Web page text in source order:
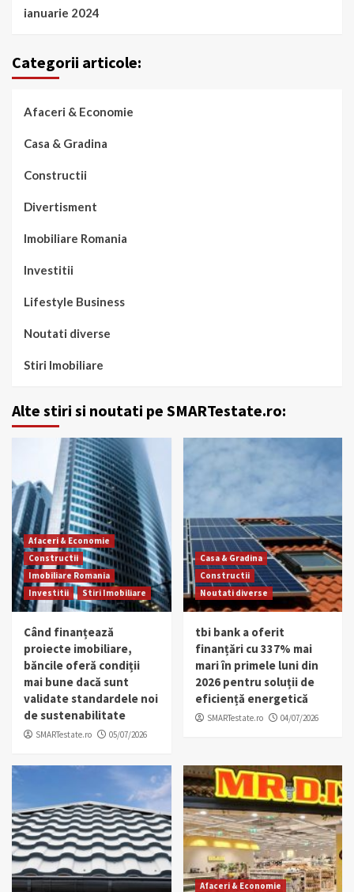
ianuarie 2024
Categorii articole:
Afaceri & Economie
Casa & Gradina
Constructii
Divertisment
Imobiliare Romania
Investitii
Lifestyle Business
Noutati diverse
Stiri Imobiliare
Alte stiri si noutati pe SMARTestate.ro:
Afaceri & Economie
Constructii
Imobiliare Romania
Investitii
Stiri Imobiliare
Când finanțează
proiecte imobiliare,
băncile oferă condiții
mai bune dacă sunt
validate standardele noi
de sustenabilitate
SMARTestate.ro 05/07/2026
Casa & Gradina
Constructii
Noutati diverse
tbi bank a oferit
finanțări cu 337% mai
mari în primele luni din
2026 pentru soluții de
eficiență energetică
SMARTestate.ro 04/07/2026
Afaceri & Economie